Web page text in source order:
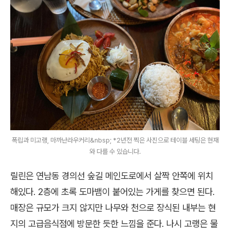
폭립과 미고랭, 마까난라우커리&nbsp; *2년전 찍은 사진으로 테이블 세팅은 현재
와 다를 수 있습니다.
릴린은 연남동 경의선 숲길 메인도로에서 살짝 안쪽에 위치
해있다. 2층에 초록 도마뱀이 붙어있는 가게를 찾으면 된다.
매장은 규모가 크지 않지만 나무와 천으로 장식된 내부는 현
지의 고급음식점에 방문한 듯한 느낌을 준다. 나시 고랭은 물